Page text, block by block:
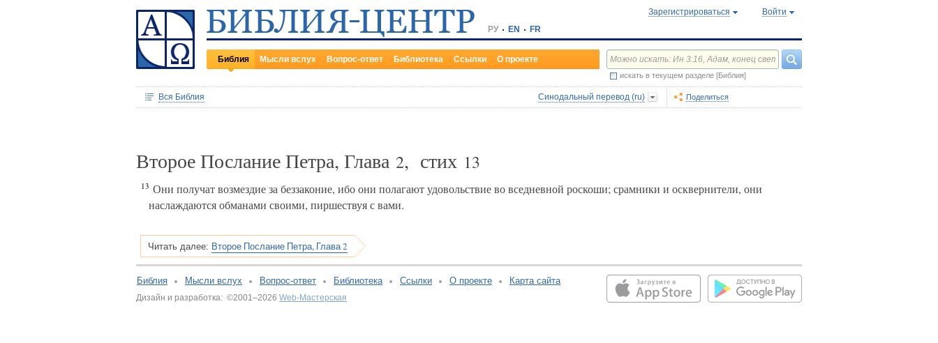
РУ EN FR
Зарегистрироваться Войти
Библия Мысли вслух Вопрос-ответ Библиотека Ссылки О проекте
искать в текущем разделе [Библия]
Вся Библия Синодальный перевод (ru) Поделиться
Второе Послание Петра, Глава 2, стих 13
13 Они получат возмездие за беззаконие, ибо они полагают удовольствие во вседневной роскоши; срамники и осквернители, они
наслаждаются обманами своими, пиршествуя с вами.
Читать далее: Второе Послание Петра, Глава 2
Библия Мысли вслух Вопрос-ответ Библиотека Ссылки О проекте Карта сайта
Дизайн и разработка: ©2001–2026 Web-Мастерская